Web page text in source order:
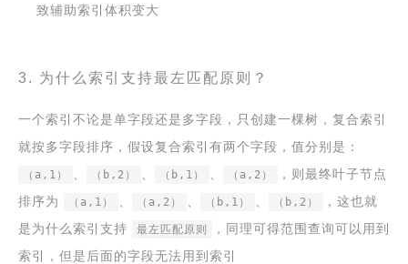
致辅助索引体积变大
3. 为什么索引支持最左匹配原则？
一个索引不论是单字段还是多字段，只创建一棵树，复合索引
就按多字段排序，假设复合索引有两个字段，值分别是：
（a,1） （b,2） （b,1） （a,2）
，则最终叶子节点
排序为
（a,1） （a,2） （b,1） （b,2）
，这也就
是为什么索引支持
最左匹配原则
，同理可得范围查询可以用到
索引，但是后面的字段无法用到索引